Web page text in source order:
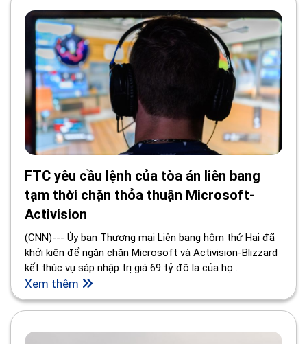
FTC yêu cầu lệnh của tòa án liên bang
tạm thời chặn thỏa thuận Microsoft-
Activision
(CNN)--- Ủy ban Thương mại Liên bang hôm thứ Hai đã
khởi kiện để ngăn chặn Microsoft và Activision-Blizzard
kết thúc vụ sáp nhập trị giá 69 tỷ đô la của họ .
Xem thêm